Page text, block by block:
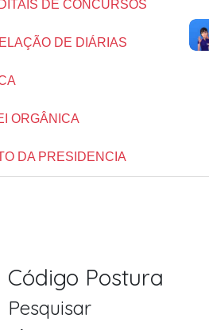
DE CONCURSOS
DE DIÁRIAS
ORGÂNICA
DA PRESIDENCIA
Código Postura
Pesquisar